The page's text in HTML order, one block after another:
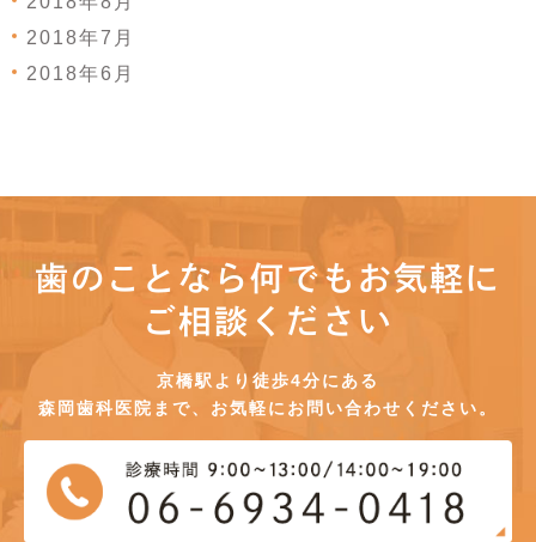
2018年7月
2018年6月
歯のことなら何でもお気軽に
ご相談ください
京橋駅より徒歩4分にある
森岡歯科医院まで、お気軽にお問い合わせください。